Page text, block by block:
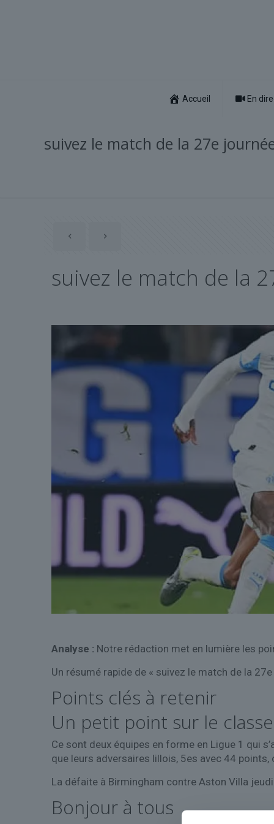
Accueil En
suivez le match de la 27e
suivez le match de la
Analyse : Notre rédaction met en lumière les
Un résumé rapide de « suivez le match de la
Points clés à retenir
Un petit point sur le
Ce sont deux équipes en forme en Ligue 1 qui
que leurs adversaires lillois, 5es avec 44
La défaite à Birmingham contre Aston Villa
Bonjour à tous